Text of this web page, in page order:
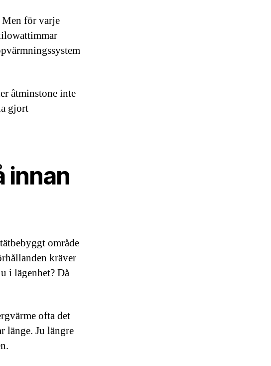
för varje
åtminstone inte
gjort
innan
område
kräver
i lägenhet? Då
ofta det
länge. Ju längre